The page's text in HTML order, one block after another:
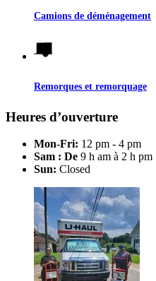
Camions de déménagement
Remorques et remorquage
Heures d’ouverture
Mon-Fri: 12 pm - 4 pm
Sam : De 9 h am à 2 h pm
Sun: Closed